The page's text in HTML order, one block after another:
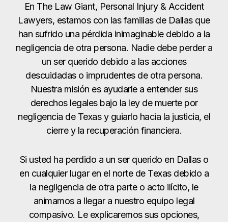
En The Law Giant, Personal Injury & Accident
Lawyers, estamos con las familias de Dallas que
han sufrido una pérdida inimaginable debido a la
negligencia de otra persona. Nadie debe perder a
un ser querido debido a las acciones
descuidadas o imprudentes de otra persona.
Nuestra misión es ayudarle a entender sus
derechos legales bajo la ley de muerte por
negligencia de Texas y guiarlo hacia la justicia, el
cierre y la recuperación financiera.
Si usted ha perdido a un ser querido en Dallas o
en cualquier lugar en el norte de Texas debido a
la negligencia de otra parte o acto ilícito, le
animamos a llegar a nuestro equipo legal
compasivo. Le explicaremos sus opciones,